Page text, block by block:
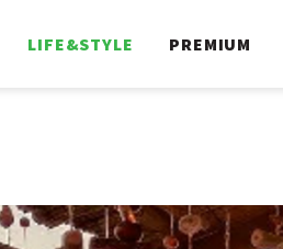
LIFE&STYLE PREMIUM